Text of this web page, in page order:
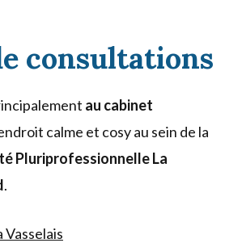
consultations
au cabinet
calme et cosy au sein de la
PluriprofessionnelleLa
.
Vasselais